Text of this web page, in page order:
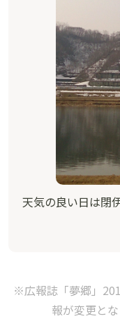
天気の良い日は閉
※広報誌「夢郷」
報が変更と